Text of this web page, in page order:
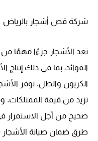
شركة قص أشجار بالرياض
تعد الأشجار جزءًا مهمًا من
الفوائد، بما في ذلك
الكربون والظل. توفر
تزيد من قيمة الممتلكات.
صحيح من أجل الاستمرار
طرق ضمان صيانة